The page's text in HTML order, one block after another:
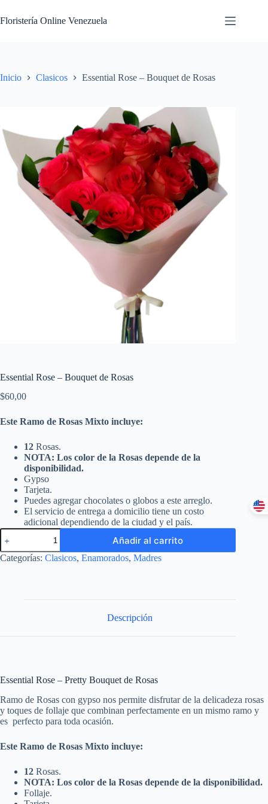
Floristería Online Venezuela
Inicio Clasicos Essential Rose – Bouquet de Rosas
Essential Rose – Bouquet de Rosas
$60,00
Este Ramo de Rosas Mixto incluye:
12 Rosas.
NOTA: Los color de la Rosas depende de la
disponibilidad.
Gypso
Tarjeta.
Puedes agregar chocolates o globos a este arreglo.
El servicio de entrega a domicilio tiene un costo
adicional dependiendo de la ciudad y el país.
Añadir al carrito
Categorías: Clasicos, Enamorados, Madres
Descripción
Essential Rose – Pretty Bouquet de Rosas
Ramo de Rosas con gypso nos permite disfrutar de la delicadeza rosas
y toques de follaje que combinan perfectamente en un mismo ramo y
es perfecto para toda ocasión.
Este Ramo de Rosas Mixto incluye:
12 Rosas.
NOTA: Los color de la Rosas depende de la disponibilidad.
Follaje.